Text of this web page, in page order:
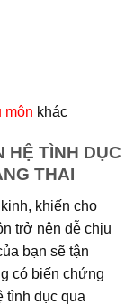
môn khác
HỆ TÌNH DỤC
THAI
khiến cho
trở nên dễ chịu
bạn sẽ tận
có biến chứng
tình dục qua